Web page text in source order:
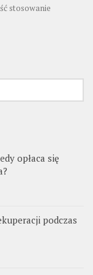
stosowanie
opłaca się
podczas